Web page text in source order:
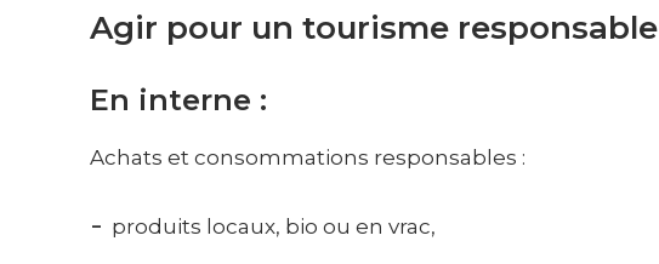
Agir pour un tourisme responsable
En interne :
Achats et consommations responsables :
produits locaux, bio ou en vrac,